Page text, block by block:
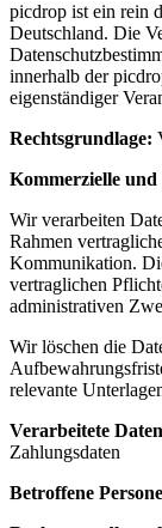
picdrop ist ein rein
Deutschland. Die
innerhalb der
eigenständiger
Rechtsgrundlage:
Kommerzielle und
Wir verarbeiten
Rahmen
Kommunikation.
vertraglichen
administrativen
Wir löschen die
relevante
Verarbeitete
Zahlungsdaten
Betroffene